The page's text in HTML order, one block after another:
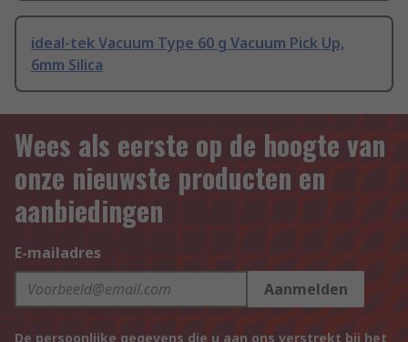
ideal-tek Vacuum Type 60 g Vacuum Pick Up,
6mm Silica
Wees als eerste op de hoogte van
onze nieuwste producten en
aanbiedingen
E-mailadres
Aanmelden
De persoonlijke gegevens die u aan ons verstrekt bij het